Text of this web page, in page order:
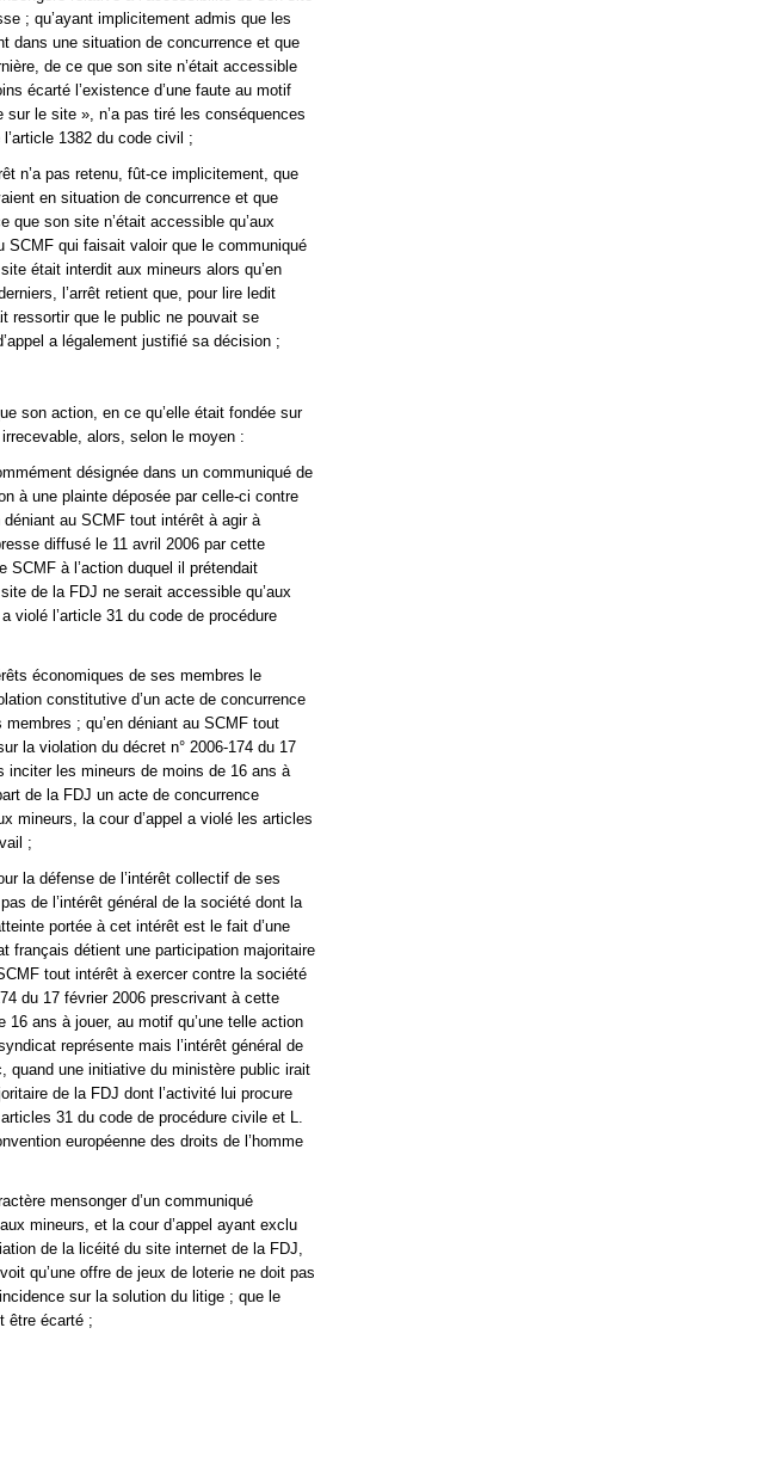
; qu’ayant implicitement admis que les
dans une situation de concurrence et que
de ce que son site n’était accessible
écarté l’existence d’une faute au motif
le site », n’a pas tiré les conséquences
1382 du code civil ;
n’a pas retenu, fût-ce implicitement, que
en situation de concurrence et que
que son site n’était accessible qu’aux
qui faisait valoir que le communiqué
était interdit aux mineurs alors qu’en
l’arrêt retient que, pour lire ledit
ressortir que le public ne pouvait se
a légalement justifié sa décision ;
son action, en ce qu’elle était fondée sur
alors, selon le moyen :
désignée dans un communiqué de
à une plainte déposée par celle-ci contre
déniant au SCMF tout intérêt à agir à
diffusé le 11 avril 2006 par cette
SCMF à l’action duquel il prétendait
de la FDJ ne serait accessible qu’aux
violé l’article 31 du code de procédure
économiques de ses membres le
constitutive d’un acte de concurrence
; qu’en déniant au SCMF tout
la violation du décret n° 2006-174 du 17
inciter les mineurs de moins de 16 ans à
de la FDJ un acte de concurrence
mineurs, la cour d’appel a violé les articles
;
la défense de l’intérêt collectif de ses
de l’intérêt général de la société dont la
portée à cet intérêt est le fait d’une
français détient une participation majoritaire
tout intérêt à exercer contre la société
du 17 février 2006 prescrivant à cette
ans à jouer, au motif qu’une telle action
représente mais l’intérêt général de
quand une initiative du ministère public irait
de la FDJ dont l’activité lui procure
31 du code de procédure civile et L.
européenne des droits de l’homme
mensonger d’un communiqué
mineurs, et la cour d’appel ayant exclu
de la licéité du site internet de la FDJ,
qu’une offre de jeux de loterie ne doit pas
sur la solution du litige ; que le
être écarté ;